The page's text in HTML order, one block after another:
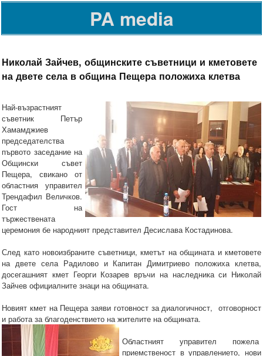
PA media
Николай Зайчев, общинските съветници и кметовете
на двете села в община Пещера положиха клетва
Най-възрастният
съветник Петър
Хамамджиев
председателства
първото заседание на
Общински съвет
Пещера, свикано от
областния управител
Трендафил Величков.
Гост на
тържествената
церемония бе народният представител Десислава Костадинова.
След като новоизбраните съветници, кметът на общината и кметовете
на двете села Радилово и Капитан Димитриево положиха клетва,
досегашният кмет Георги Козарев връчи на наследника си Николай
Зайчев официалните знаци на общината.
Новият кмет на Пещера заяви готовност за диалогичност, отговорност
и работа за благоденствието на жителите на общината.
Областният управител пожела
приемственост в управлението, нови